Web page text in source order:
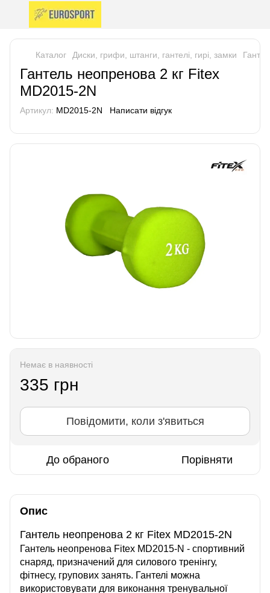
Каталог Диски, грифи, штанги, гантелі, гирі, замки
Гантель неопренова 2 кг Fitex
MD2015-2N
Артикул: MD2015-2N Написати відгук
Немає в наявності
335 грн
Повідомити, коли з'явиться
До обраного Порівняти
Опис
Гантель неопренова 2 кг Fitex MD2015-2N
Гантель неопренова Fitex MD2015-N - спортивний
снаряд, призначений для силового тренінгу,
фітнесу, групових занять. Гантелі можна
використовувати для виконання тренувальної